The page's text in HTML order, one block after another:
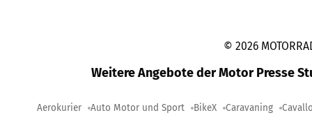
© 2026
Weitere Angebote der Motor Presse
Aerokurier Auto Motor und Sport BikeX Caravaning